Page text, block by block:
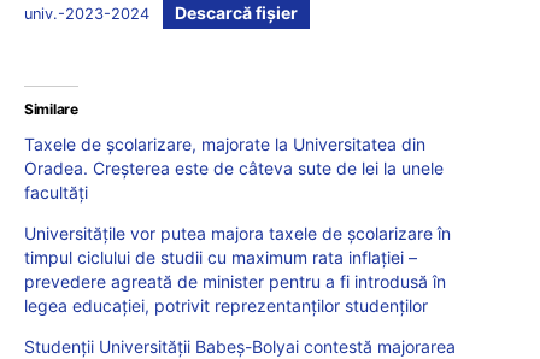
univ.-2023-2024
Descarcă fișier
Similare
Taxele de școlarizare, majorate la Universitatea din
Oradea. Creșterea este de câteva sute de lei la unele
facultăți
Universitățile vor putea majora taxele de școlarizare în
timpul ciclului de studii cu maximum rata inflației –
prevedere agreată de minister pentru a fi introdusă în
legea educației, potrivit reprezentanților studenților
Studenții Universității Babeș-Bolyai contestă majorarea